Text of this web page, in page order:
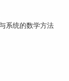
系统的数学方法